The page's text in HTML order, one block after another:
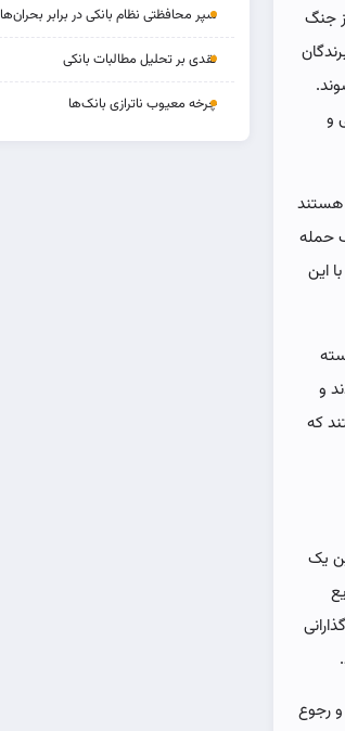
جنگ
و
هستند
حمله
این
و
که
یک
و رجوع
سپر محافظتی نظام بانکی در برابر بحران‌ها
نقدی بر تحلیل مطالبات بانکی
چرخه‌ معیوب ناترازی بانک‌ها